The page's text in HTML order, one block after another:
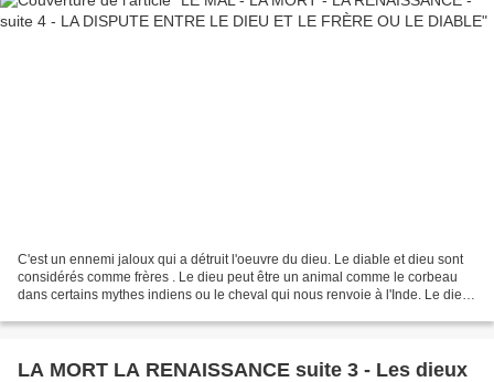
C'est un ennemi jaloux qui a détruit l'oeuvre du dieu. Le diable et dieu sont
considérés comme frères . Le dieu peut être un animal comme le corbeau
dans certains mythes indiens ou le cheval qui nous renvoie à l'Inde. Le dieu
LA MORT LA RENAISSANCE suite 3 - Les dieux